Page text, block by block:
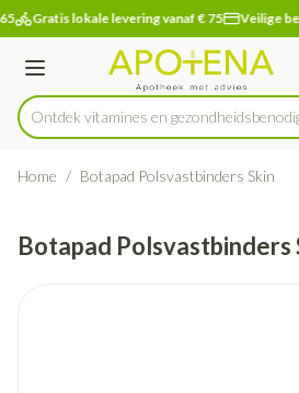
Ga naar de inhoud
1 van 1
Gratis lokale levering vanaf € 75 Veilige
Menu
Product, merk, categorie...
Ontdek vitamines en
Home / Botapad Polsvastbinders Skin
Botapad Polsvastbinders